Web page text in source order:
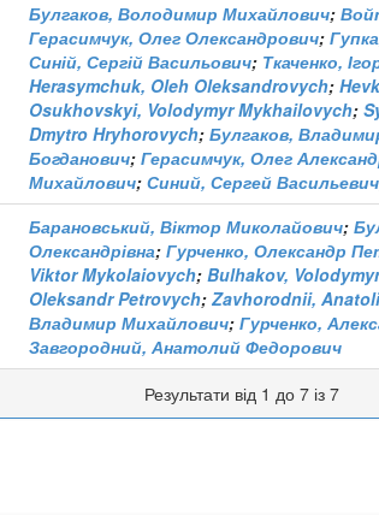
Булгаков, Володимир Михайлович;
Герасимчук, Олег Олександрович;
Синій, Сергій Васильович; Ткаченко,
Herasymchuk, Oleh Oleksandrovych;
Osukhovskyi, Volodymyr Mykhailovych;
Dmytro Hryhorovych; Булгаков,
Богданович; Герасимчук, Олег
Михайлович; Синий, Сергей Васильевич
Барановський, Віктор Миколайович;
Олександрівна; Гурченко, Олександр
Viktor Mykolaiovych; Bulhakov,
Oleksandr Petrovych; Zavhorodnii,
Владимир Михайлович; Гурченко,
Завгородний, Анатолий Федорович
Результати від 1 до 7 із 7